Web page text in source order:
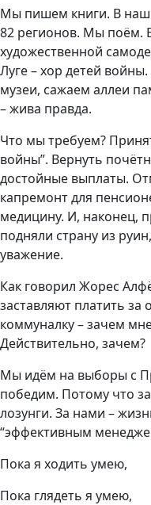
Мы пишем книги. В
82 регионов. Мы поём.
художественной
Луге – хор детей
музеи, сажаем аллеи
– жива правда.
Что мы требуем?
войны”. Вернуть
достойные выплаты.
капремонт для
медицину. И, наконец,
подняли страну из
уважение.
Как говорил Жорес
заставляют платить
коммуналку – зачем
Действительно, зачем?
Мы идём на выборы с
победим. Потому что
лозунги. За нами –
“эффективным
Пока я ходить умею,
Пока глядеть я умею,